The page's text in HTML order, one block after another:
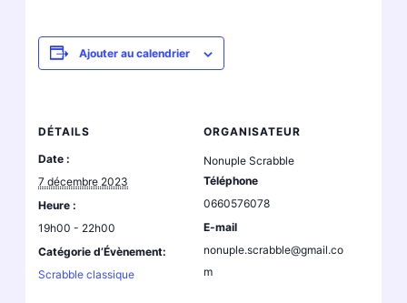
Ajouter au calendrier
DÉTAILS
Date :
7 décembre 2023
Heure :
19h00 - 22h00
Catégorie d’Évènement:
Scrabble classique
ORGANISATEUR
Nonuple Scrabble
Téléphone
0660576078
E-mail
nonuple.scrabble@gmail.co
m